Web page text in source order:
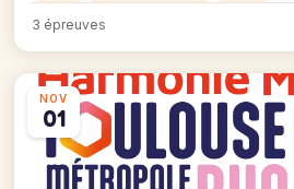
3 épreuves
NOV
01